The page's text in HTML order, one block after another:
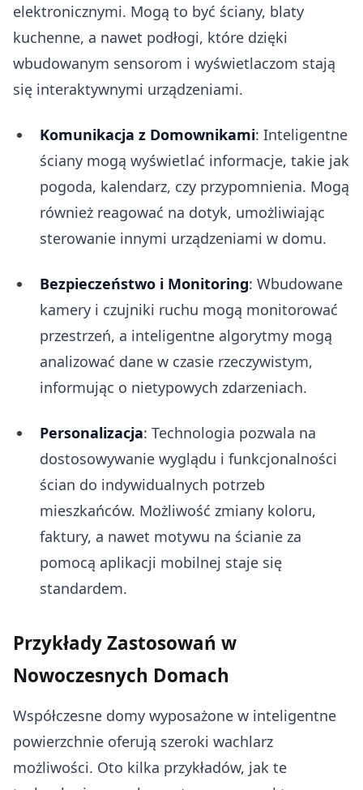
elektronicznymi. Mogą to być ściany, blaty
kuchenne, a nawet podłogi, które dzięki
wbudowanym sensorom i wyświetlaczom stają
się interaktywnymi urządzeniami.
Komunikacja z Domownikami: Inteligentne
ściany mogą wyświetlać informacje, takie jak
pogoda, kalendarz, czy przypomnienia. Mogą
również reagować na dotyk, umożliwiając
sterowanie innymi urządzeniami w domu.
Bezpieczeństwo i Monitoring: Wbudowane
kamery i czujniki ruchu mogą monitorować
przestrzeń, a inteligentne algorytmy mogą
analizować dane w czasie rzeczywistym,
informując o nietypowych zdarzeniach.
Personalizacja: Technologia pozwala na
dostosowywanie wyglądu i funkcjonalności
ścian do indywidualnych potrzeb
mieszkańców. Możliwość zmiany koloru,
faktury, a nawet motywu na ścianie za
pomocą aplikacji mobilnej staje się
standardem.
Przykłady Zastosowań w
Nowoczesnych Domach
Współczesne domy wyposażone w inteligentne
powierzchnie oferują szeroki wachlarz
możliwości. Oto kilka przykładów, jak te